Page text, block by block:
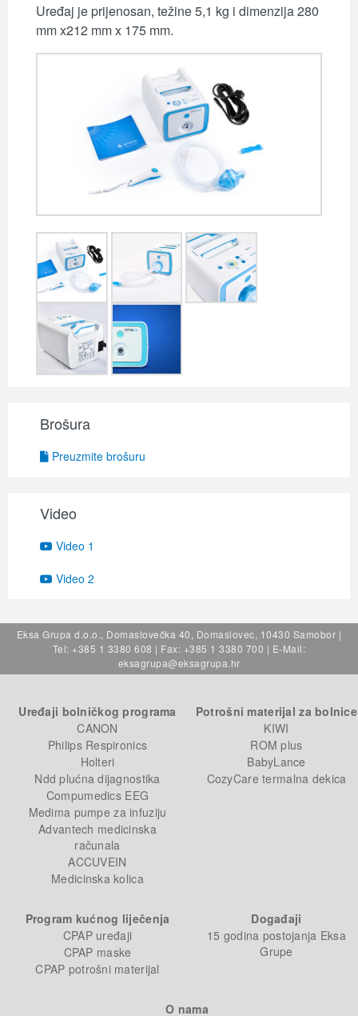
Uređaj je prijenosan, težine 5,1 kg i dimenzija 280
mm x212 mm x 175 mm.
Brošura
Preuzmite brošuru
Video
Video 1
Video 2
Eksa Grupa d.o.o., Domaslovečka 40, Domaslovec, 10430 Samobor |
Tel: +385 1 3380 608 | Fax: +385 1 3380 700 | E-Mail:
eksagrupa@eksagrupa.hr
Uređaji bolničkog programa
CANON
Philips Respironics
Holteri
Ndd plućna dijagnostika
Compumedics EEG
Medima pumpe za infuziju
Advantech medicinska
računala
ACCUVEIN
Medicinska kolica
Potrošni materijal za bolnice
KIWI
ROM plus
BabyLance
CozyCare termalna dekica
Program kućnog liječenja
CPAP uređaji
CPAP maske
CPAP potrošni materijal
Događaji
15 godina postojanja Eksa
Grupe
O nama